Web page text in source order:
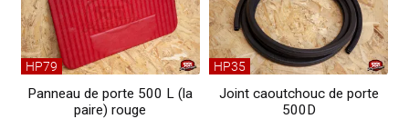
HP79
Panneau de porte 500 L (la
paire) rouge
HP35
Joint caoutchouc de porte
500D